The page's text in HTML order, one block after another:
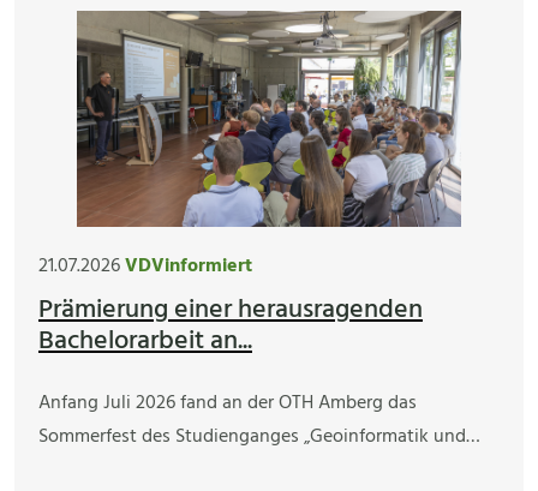
21.07.2026VDVinformiert
Prämierung einer herausragenden
Bachelorarbeit an...
Anfang Juli 2026 fand an der OTH Amberg das
Sommerfest des Studienganges „Geoinformatik und…